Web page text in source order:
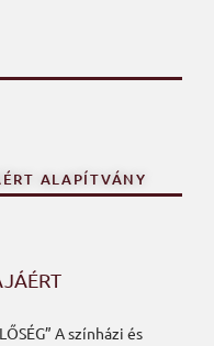
ALAPÍTVÁNY
A színházi és